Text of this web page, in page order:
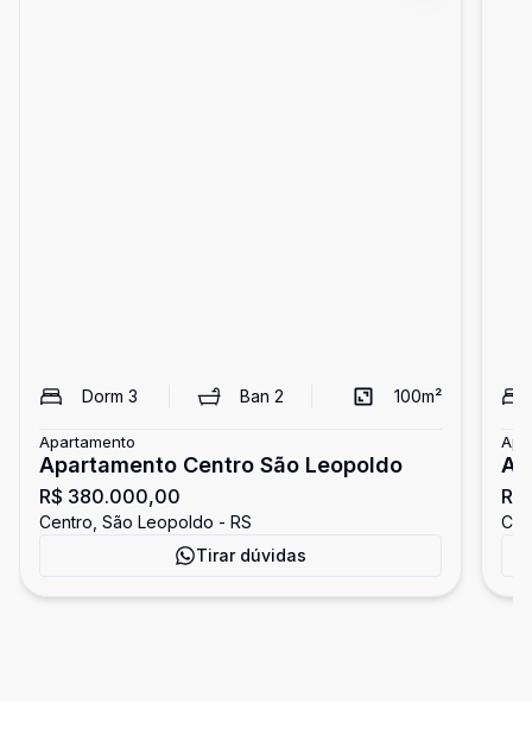
Dorm 3 Ban2 100m²
Apartamento
Apartamento Centro São Leopoldo
R$ 380.000,00
Centro, São Leopoldo - RS
Tirar dúvidas